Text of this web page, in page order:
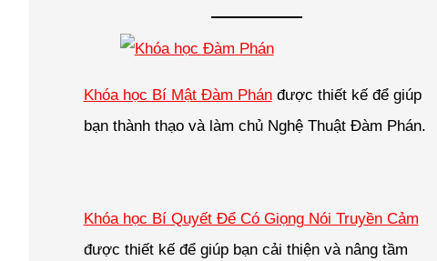
Khóa học Bí Mật Đàm Phánđược thiết kế để giúp
bạn thành thạo và làm chủ Nghệ Thuật Đàm Phán.
Khóa học Bí Quyết Để Có Giọng Nói Truyền Cảm
được thiết kế để giúp bạn cải thiện và nâng tầm